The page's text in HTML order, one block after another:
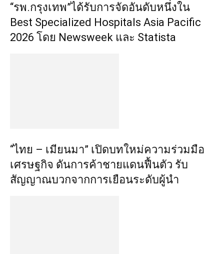
“รพ.กรุงเทพ”ได้รับการจัดอันดับหนึ่งใน
Best Specialized Hospitals Asia Pacific
2026 โดย Newsweek และ Statista
“ไทย – เมียนมา” เปิดบทใหม่ความร่วมมือ
เศรษฐกิจ ดันการค้าชายแดนฟื้นตัว รับ
สัญญาณบวกจากการเยือนระดับผู้นำ